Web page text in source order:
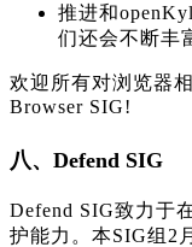
推进和
们还会不断丰
欢迎所有对浏览器
Browser SIG!
八、Defend SIG
Defend SIG致力于
护能力。本SIG组2